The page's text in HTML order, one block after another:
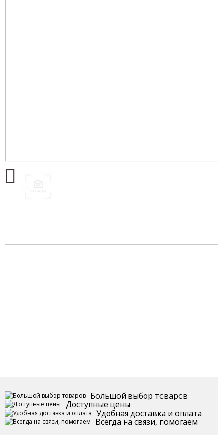
Большой выбор товаров
Доступные цены
Удобная доставка и оплата
Всегда на связи, помогаем